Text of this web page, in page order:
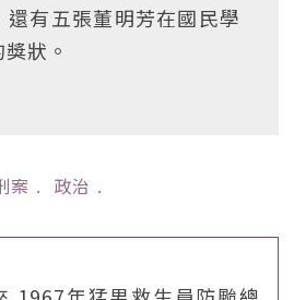
有五張董明芳在國民學
狀。
案 ﹒ 政治 ﹒